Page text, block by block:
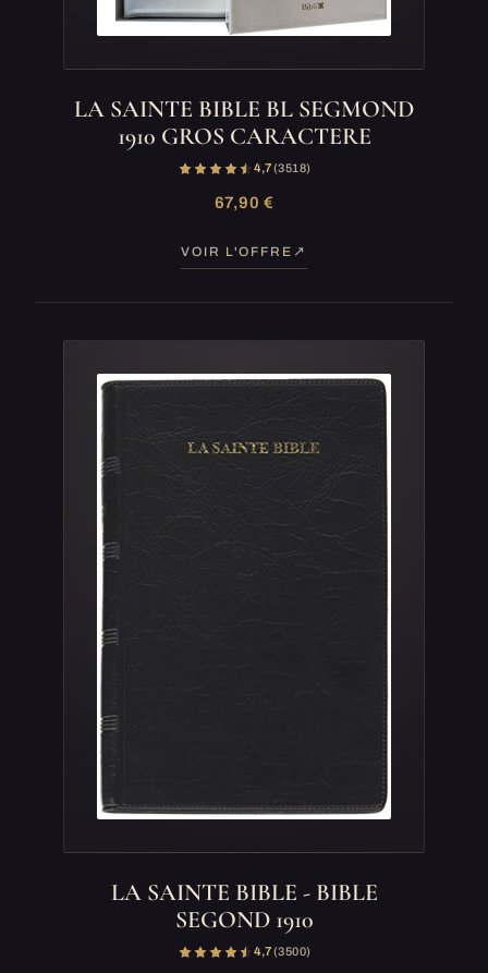
LA SAINTE BIBLE BL SEGMOND
1910 GROS CARACTERE
4,7(3 518)
67,90 €
VOIR L'OFFRE
LA SAINTE BIBLE - BIBLE
SEGOND 1910
4,7(3 500)